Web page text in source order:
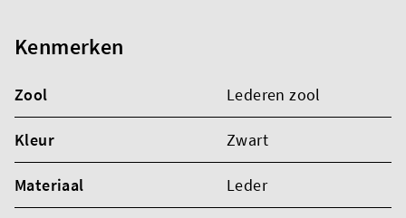
Kenmerken
Zool Lederen zool
Kleur Zwart
Materiaal Leder